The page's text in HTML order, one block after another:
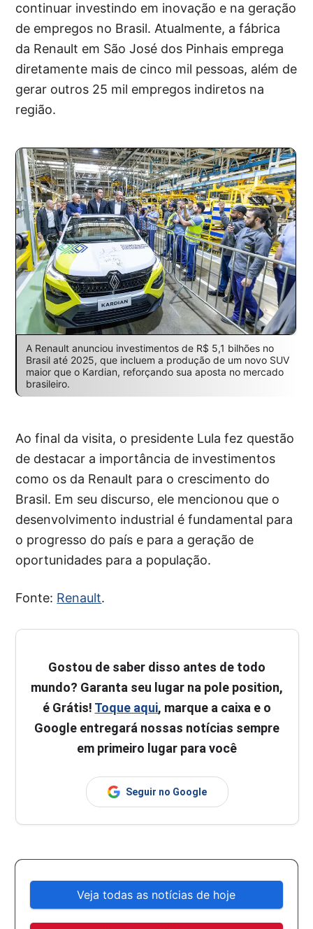
continuar investindo em inovação e na geração
de empregos no Brasil. Atualmente, a fábrica
da Renault em São José dos Pinhais emprega
diretamente mais de cinco mil pessoas, além de
gerar outros 25 mil empregos indiretos na
região.
A Renault anunciou investimentos de R$ 5,1 bilhões no
Brasil até 2025, que incluem a produção de um novo SUV
maior que o Kardian, reforçando sua aposta no mercado
brasileiro.
Ao final da visita, o presidente Lula fez questão
de destacar a importância de investimentos
como os da Renault para o crescimento do
Brasil. Em seu discurso, ele mencionou que o
desenvolvimento industrial é fundamental para
o progresso do país e para a geração de
oportunidades para a população.
Fonte: Renault.
Gostou de saber disso antes de todo
mundo? Garanta seu lugar na pole position,
é Grátis! Toque aqui, marque a caixa e o
Google entregará nossas notícias sempre
em primeiro lugar para você
Seguir no Google
Veja todas as notícias de hoje